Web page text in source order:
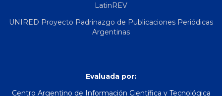
LatinREV
UNIRED Proyecto Padrinazgo de Publicaciones Periódicas
Argentinas
Evaluada por:
Centro Argentino de Información Científica y Tecnológica